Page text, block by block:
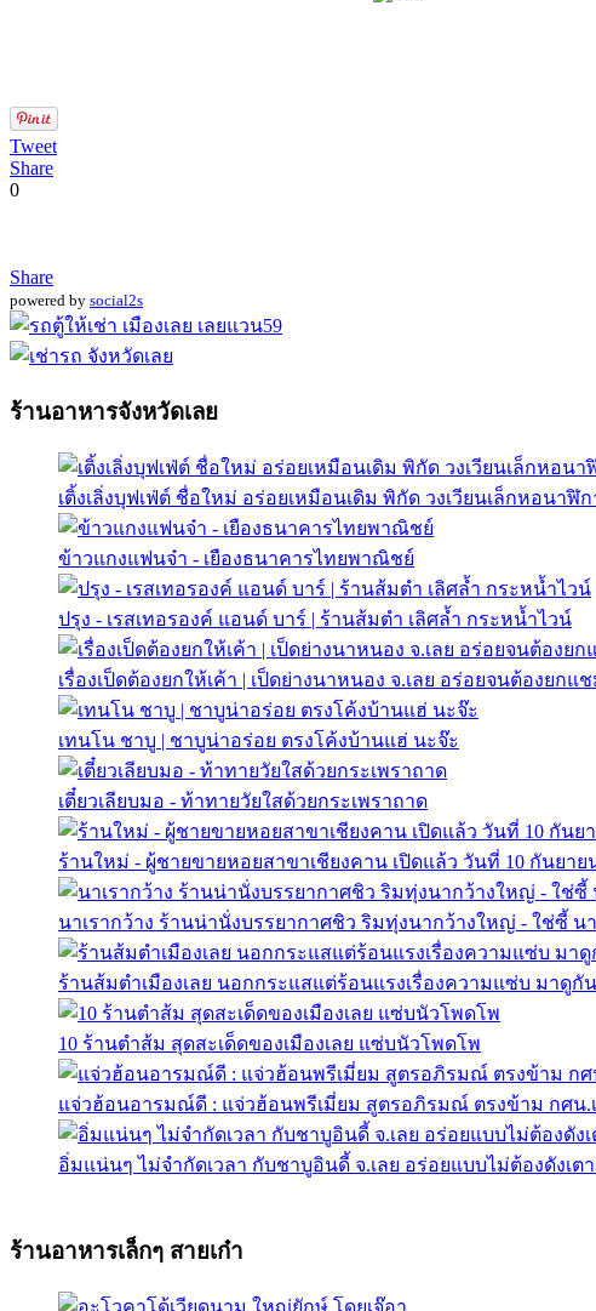
Tweet
Share
0
Share
powered by social2s
ร้านอาหารจังหวัดเลย
เติ้งเลิ่งบุฟเฟ่ต์ ชื่อใหม่ อร่อยเหมือนเดิม พิกัด วงเวียนเล็กหอนาฬิก
ข้าวแกงแฟนจ๋า - เยืองธนาคารไทยพาณิชย์
ปรุง - เรสเทอรองค์ แอนด์ บาร์ | ร้านส้มตำ เลิศล้ำ กระหน้ำไวน์
เรื่องเป็ดต้องยกให้เค้า | เป็ดย่างนาหนอง จ.เลย อร่อยจนต้องยกแ
เทนโน ชาบู | ชาบูน่าอร่อย ตรงโค้งบ้านแฮ่ นะจ๊ะ
เตี๋ยวเลียบมอ - ท้าทายวัยใสด้วยกระเพราถาด
ร้านใหม่ - ผู้ชายขายหอยสาขาเชียงคาน เปิดแล้ว วันที่ 10 กันยาย
นาเรากว้าง ร้านน่านั่งบรรยากาศชิว ริมทุ่งนากว้างใหญ่ - ใช่ซี้ น
ร้านส้มตำเมืองเลย นอกกระแสแต่ร้อนแรงเรื่องความแซ่บ มาดู
10 ร้านตำส้ม สุดสะเด็ดของเมืองเลย แซ่บนัวโพดโพ
แจ่วฮ้อนอารมณ์ดี : แจ่วฮ้อนพรีเมี่ยม สูตรอภิรมณ์ ตรงข้าม กศน.
อิ่มแน่นๆ ไม่จำกัดเวลา กับชาบูอินดี้ จ.เลย อร่อยแบบไม่ต้องดังเต
ร้านอาหารเล็กๆ สายเก๋า